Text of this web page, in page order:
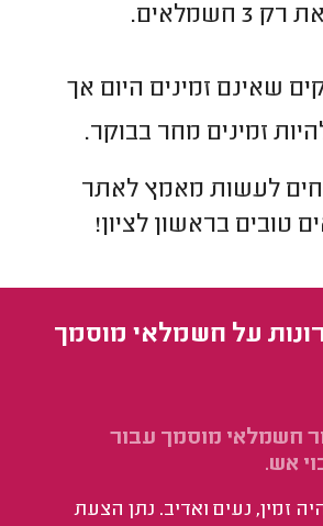
רק 3 חשמלאים.
שאינם זמינים היום אך
זמינים מחר בבוקר.
לעשות מאמץ לאתר
טובים בראשון לציון!
על חשמלאי מוסמך
חשמלאי מוסמך עבור
אש.
זמין, נעים ואדיב. נתן הצעת